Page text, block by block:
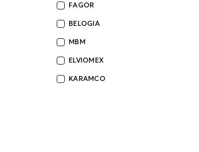
FAGOR
BELOGIA
MBM
ELVIOMEX
KARAMCO